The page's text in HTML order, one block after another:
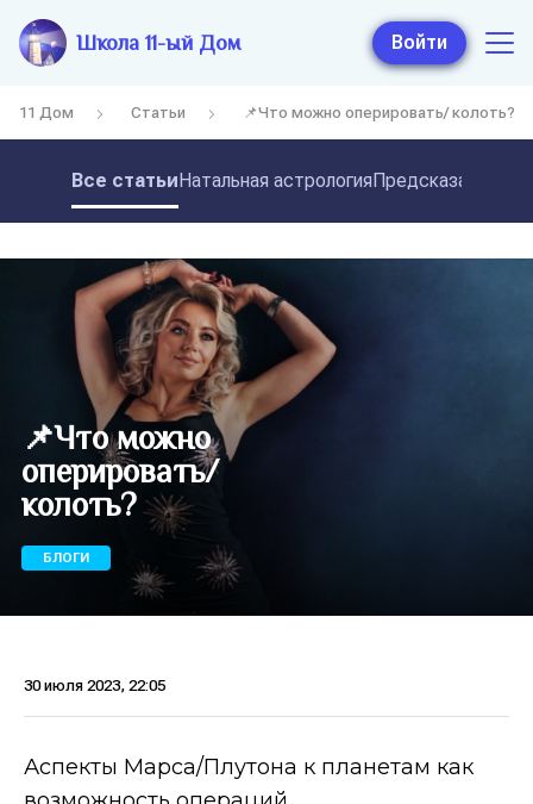
Школа 11-ый Дом Войти
11 Дом Статьи 📌Что можно оперировать/ колоть?
Все статьиНатальная астрология
📌Что можно
оперировать/
колоть?
БЛОГИ
30 июля 2023, 22:05
Аспекты Марса/Плутона к планетам как